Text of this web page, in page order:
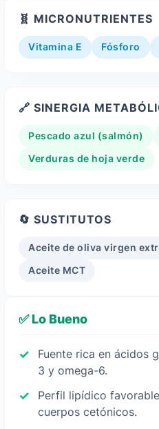
🧬 MICRONUTRIENTES
Vitamina E Fósforo
🔗 SINERGIA
Pescado azul (salmón)
Verduras de hoja verde
🔄 SUSTITUTOS
Aceite de oliva virgen
Aceite MCT
✅ Lo Bueno
Fuente rica en ácidos
3 y omega-6.
Perfil lipídico
cuerpos cetónicos.